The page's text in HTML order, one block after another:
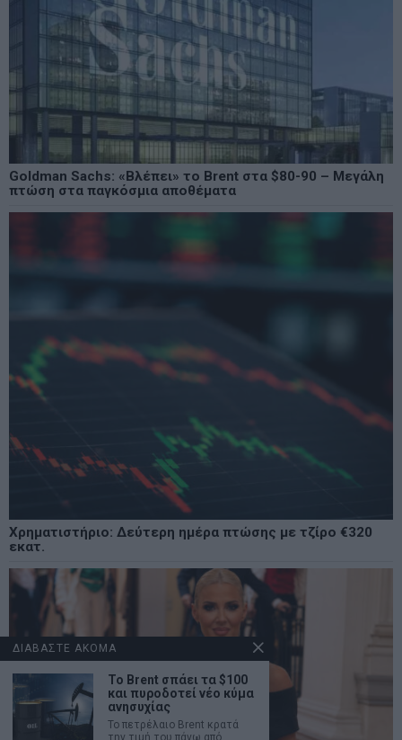
Goldman Sachs: «Βλέπει» το Brent στα $80-90 – Μεγάλη
πτώση στα παγκόσμια αποθέματα
Χρηματιστήριο: Δεύτερη ημέρα πτώσης με τζίρο €320
εκατ.
ΔΙΑΒΑΣΤΕ ΑΚΟΜΑ
Το Brent σπάει τα $100
και πυροδοτεί νέο κύμα
ανησυχίας
Το πετρέλαιο Brent κρατά
την τιμή του πάνω από